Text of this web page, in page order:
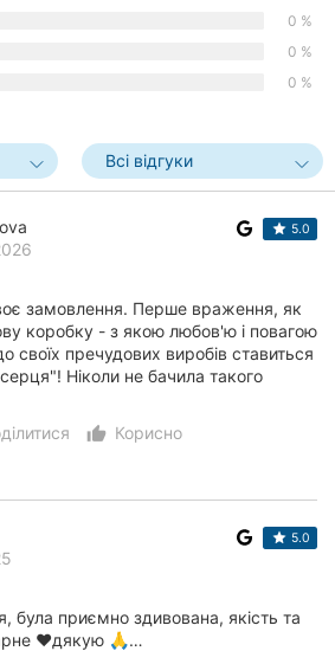
0 %
0 %
0 %
Всі відгуки
5.0
замовлення. Перше враження, як
коробку - з якою любов'ю і повагою
своїх пречудових виробів ставиться
Ніколи не бачила такого
thumb_up_alt
Корисно
5.0
була приємно здивована, якість та
❤️дякую 🙏…